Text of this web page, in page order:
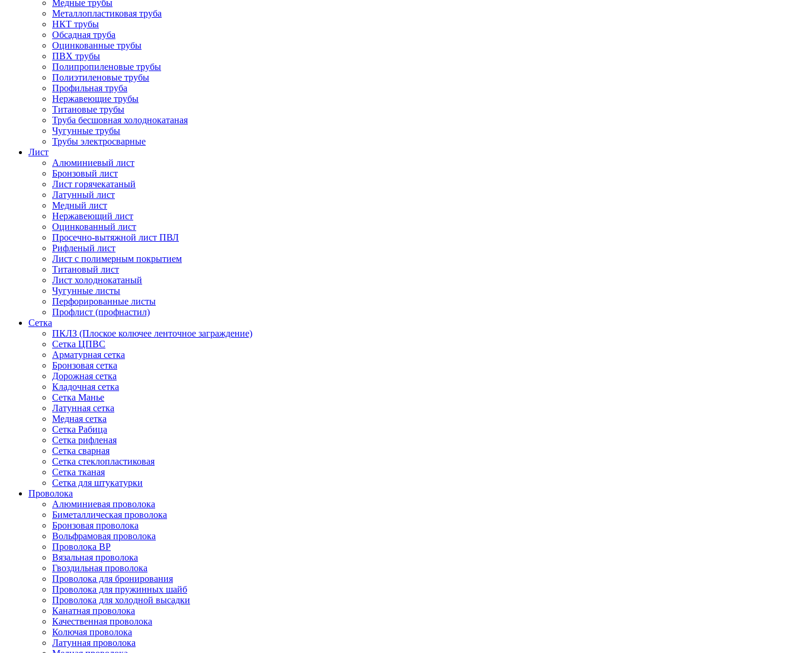
Медные трубы
Металлопластиковая труба
НКТ трубы
Обсадная труба
Оцинкованные трубы
ПВХ трубы
Полипропиленовые трубы
Полиэтиленовые трубы
Профильная труба
Нержавеющие трубы
Титановые трубы
Труба бесшовная холоднокатаная
Чугунные трубы
Трубы электросварные
Лист
Алюминиевый лист
Бронзовый лист
Лист горячекатаный
Латунный лист
Медный лист
Нержавеющий лист
Оцинкованный лист
Просечно-вытяжной лист ПВЛ
Рифленый лист
Лист с полимерным покрытием
Титановый лист
Лист холоднокатаный
Чугунные листы
Перфорированные листы
Профлист (профнастил)
Сетка
ПКЛЗ (Плоское колючее ленточное заграждение)
Сетка ЦПВС
Арматурная сетка
Бронзовая сетка
Дорожная сетка
Кладочная сетка
Сетка Манье
Латунная сетка
Медная сетка
Сетка Рабица
Сетка рифленая
Сетка сварная
Сетка стеклопластиковая
Сетка тканая
Сетка для штукатурки
Проволока
Алюминиевая проволока
Биметаллическая проволока
Бронзовая проволока
Вольфрамовая проволока
Проволока ВР
Вязальная проволока
Гвоздильная проволока
Проволока для бронирования
Проволока для пружинных шайб
Проволока для холодной высадки
Канатная проволока
Качественная проволока
Колючая проволока
Латунная проволока